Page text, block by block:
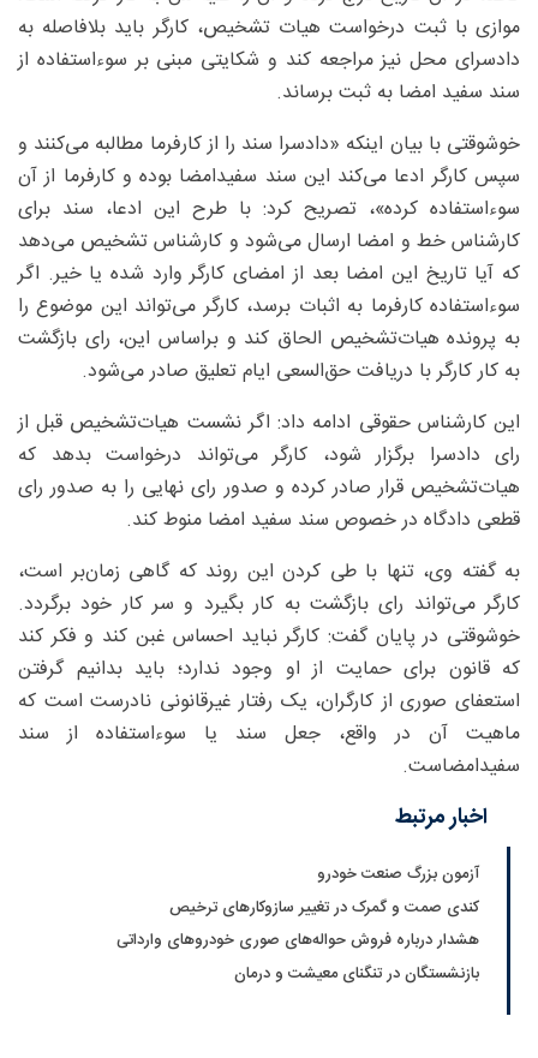
موازی با ثبت درخواست هیات تشخیص، کارگر باید بلافاصله به
دادسرای محل نیز مراجعه کند و شکایتی مبنی بر سوءاستفاده از
سند سفید امضا به ثبت برساند.
خوشوقتی با بیان اینکه «دادسرا سند را از کارفرما مطالبه می‌کنند و
سپس کارگر ادعا می‌کند این سند سفیدامضا بوده و کارفرما از آن
سوءاستفاده کرده»، تصریح کرد: با طرح این ادعا، سند برای
کارشناس خط و امضا ارسال می‌شود و کارشناس تشخیص می‌دهد
که آیا تاریخ این امضا بعد از امضای کارگر وارد شده یا خیر. اگر
سوءاستفاده کارفرما به اثبات برسد، کارگر می‌تواند این موضوع را
به پرونده هیات‌تشخیص الحاق کند و براساس این، رای بازگشت
به کار کارگر با دریافت حق‌السعی ایام تعلیق صادر می‌شود.
این کارشناس حقوقی ادامه داد: اگر نشست هیات‌تشخیص قبل از
رای دادسرا برگزار شود، کارگر می‌تواند درخواست بدهد که
هیات‌تشخیص قرار صادر کرده و صدور رای نهایی را به صدور رای
قطعی دادگاه در خصوص سند سفید امضا منوط کند.
به گفته وی، تنها با طی کردن این روند که گاهی زمان‌بر است،
کارگر می‌تواند رای بازگشت به کار بگیرد و سر کار خود برگردد.
خوشوقتی در پایان گفت: کارگر نباید احساس غبن کند و فکر کند
که قانون برای حمایت از او وجود ندارد؛ باید بدانیم گرفتن
استعفای صوری از کارگران، یک رفتار غیرقانونی نادرست است که
ماهیت آن در واقع، جعل سند یا سوءاستفاده از سند
سفیدامضاست.
اخبار مرتبط
آزمون بزرگ صنعت خودرو
کندی صمت و گمرک در تغییر سازوکارهای ترخیص
هشدار درباره فروش حواله‌های صوری خودروهای وارداتی
بازنشستگان در تنگنای معیشت و درمان